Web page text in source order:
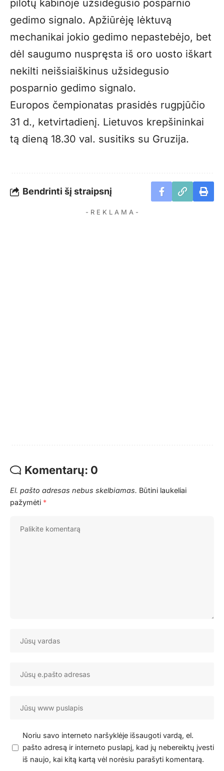
pilotų kabinoje užsidegusio posparnio
gedimo signalo. Apžiūrėję lėktuvą
mechanikai jokio gedimo nepastebėjo, bet
dėl saugumo nuspręsta iš oro uosto iškart
nekilti neišsiaiškinus užsidegusio
posparnio gedimo signalo.
Europos čempionatas prasidės rugpjūčio
31 d., ketvirtadienį. Lietuvos krepšininkai
tą dieną 18.30 val. susitiks su Gruzija.
Bendrinti šį straipsnį
- R E K L A M A -
Komentarų: 0
El. pašto adresas nebus skelbiamas. Būtini laukeliai
pažymėti *
Noriu savo interneto naršyklėje išsaugoti vardą, el.
pašto adresą ir interneto puslapį, kad jų nebereiktų įvesti
iš naujo, kai kitą kartą vėl norėsiu parašyti komentarą.